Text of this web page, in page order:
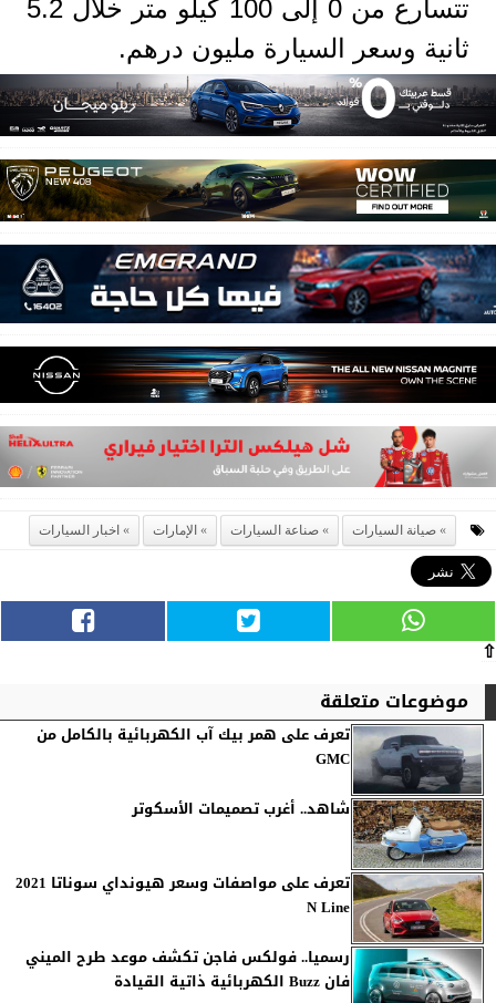
تتسارع من 0 إلى 100 كيلو متر خلال 5.2
ثانية وسعر السيارة مليون درهم.
صيانة السيارات صناعة السيارات الإمارات اخبار السيارات
⇧
موضوعات متعلقة
تعرف على همر بيك آب الكهربائية بالكامل من
GMC
شاهد.. أغرب تصميمات الأسكوتر
تعرف على مواصفات وسعر هيونداي سوناتا 2021
N Line
رسميا.. فولكس فاجن تكشف موعد طرح الميني
فان Buzz الكهربائية ذاتية القيادة